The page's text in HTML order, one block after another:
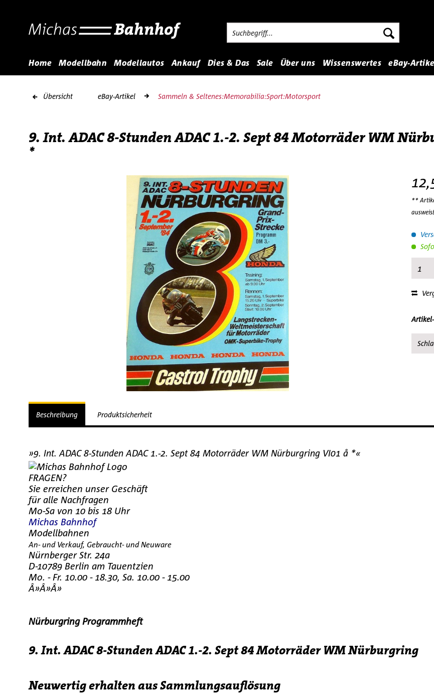
Home Modellbahn Modellautos Ankauf Dies & Das Sale Über uns Wissenswertes eBay-
Übersicht eBay-Artikel Sammeln & Seltenes:Memorabilia:Sport:Motorsport
9. Int. ADAC 8-Stunden ADAC 1.-2. Sept 84 Motorräder WM
*
**
Beschreibung Produktsicherheit
»9. Int. ADAC 8-Stunden ADAC 1.-2. Sept 84 Motorräder WM Nürburgring VI01 å *«
FRAGEN?
Sie erreichen unser Geschäft
für alle Nachfragen
Mo-Sa von 10 bis 18 Uhr
Michas Bahnhof
Modellbahnen
An- und Verkauf, Gebraucht- und Neuware
Nürnberger Str. 24a
D-10789 Berlin am Tauentzien
Mo. - Fr. 10.00 - 18.30, Sa. 10.00 - 15.00
Â»Â»Â»
Nürburgring Programmheft
9. Int. ADAC 8-Stunden ADAC 1.-2. Sept 84 Motorräder WM Nürburgring
Neuwertig erhalten aus Sammlungsauflösung